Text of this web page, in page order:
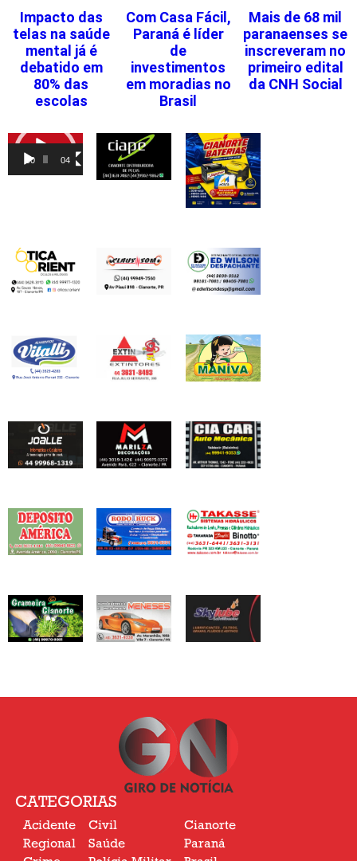
Impacto das
telas na saúde
mental já é
debatido em
80% das
escolas
Com Casa Fácil,
Paraná é líder
de
investimentos
em moradias no
Brasil
Mais de 68 mil
paranaenses se
inscreveram no
primeiro edital
da CNH Social
Tocador
vídeo
00:00 04:46
CATEGORIAS
Acidente
Regional
Civil
Saúde
Cianorte
Paraná